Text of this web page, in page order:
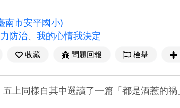
南市安平國小)
防治、 我的心情我決定
收藏 問題回報 檢舉
上同樣自其中選讀了一篇「都是酒惹的